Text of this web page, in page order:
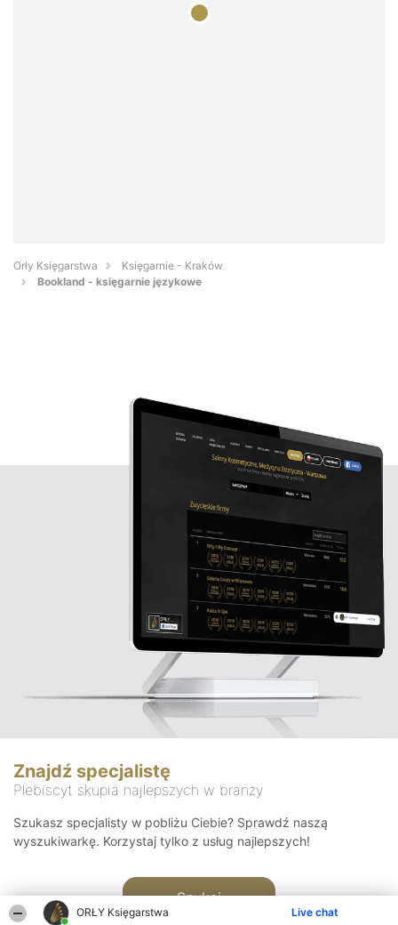
ORŁY Księgarstwa Live chat
Orły Księgarstwa
Księgarnie - Kraków
Bookland - księgarnie językowe
Znajdź specjalistę
Plebiscyt skupia najlepszych w branży
Szukasz specjalisty w pobliżu Ciebie? Sprawdź naszą
wyszukiwarkę. Korzystaj tylko z usług najlepszych!
Szukaj